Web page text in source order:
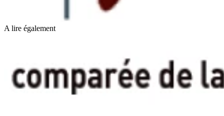
A lire également